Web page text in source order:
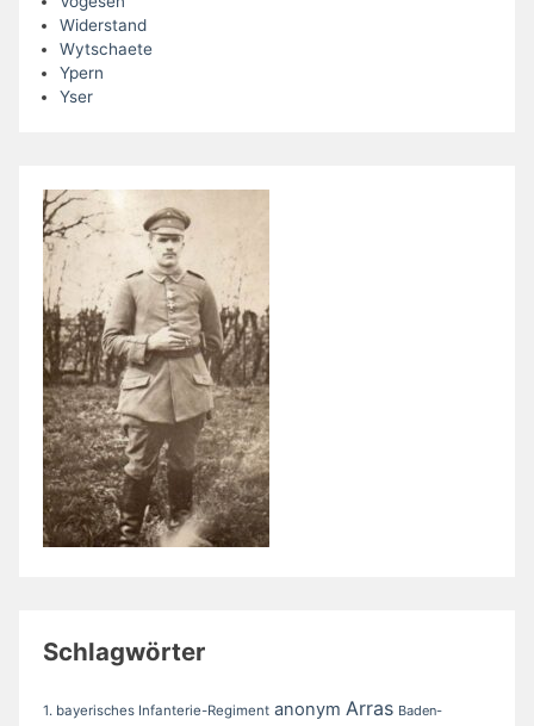
Widerstand
Wytschaete
Ypern
Yser
Schlagwörter
1. bayerisches Infanterie-Regiment anonym Arras Baden-